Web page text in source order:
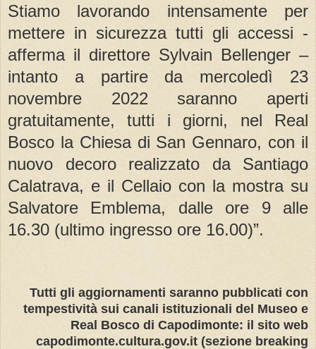
Stiamo lavorando intensamente per
mettere in sicurezza tutti gli accessi -
afferma il direttore Sylvain Bellenger –
intanto a partire da mercoledì 23
novembre 2022 saranno aperti
gratuitamente, tutti i giorni, nel Real
Bosco la Chiesa di San Gennaro, con il
nuovo decoro realizzato da Santiago
Calatrava, e il Cellaio con la mostra su
Salvatore Emblema, dalle ore 9 alle
16.30 (ultimo ingresso ore 16.00)”.
Tutti gli aggiornamenti saranno pubblicati con
tempestività sui canali istituzionali del Museo e
Real Bosco di Capodimonte: il sito web
capodimonte.cultura.gov.it (sezione breaking